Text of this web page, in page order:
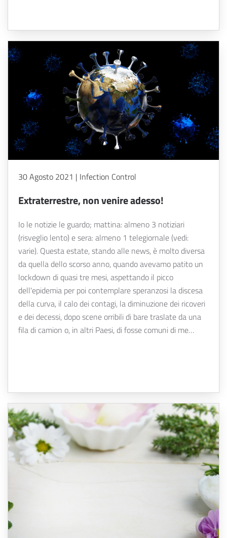
30 Agosto 2021 | Infection Control
Extraterrestre, non venire adesso!
Io le notizie le guardo; mattina: almeno 3 notiziari
(risveglio lento) e sera: almeno 1 telegiornale (vedi:
varie). Questa estate, stando alle news, è molto diversa
da quella dello scorso anno, quando avevamo patito un
lockdown di quasi tre mesi, aspettando il picco
dell'epidemia per poi contemplare speranzosi la discesa
della curva, il calo dei contagi, la diminuzione dei ricoveri
e dei decessi, dopo scene orribili di bare traslate da una
fila di camion o, in altri Paesi, di fosse comuni di me…